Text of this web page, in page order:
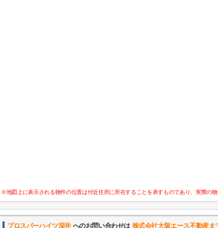
※地図上に表示される物件の位置は付近住所に所在することを表すものであり、実際の
プロスパーハイツ深井 へのお問い合わせは 株式会社大阪エース不動産ま